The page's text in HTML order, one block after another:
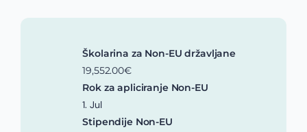
Školarina za Non-EU državljane
19,552.00€
Rok za apliciranje Non-EU
1. Jul
Stipendije Non-EU